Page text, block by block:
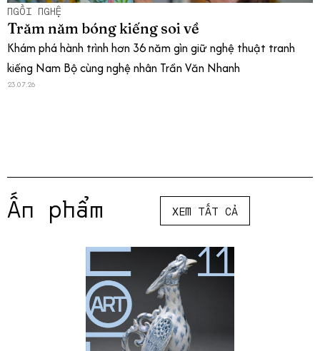
NGỒI NGHỆ
Trăm năm bóng kiếng soi về
Khám phá hành trình hơn 36 năm gìn giữ nghệ thuật tranh
kiếng Nam Bộ cùng nghệ nhân Trần Văn Nhanh
23.07.26
Ấn phẩm XEM TẤT CẢ